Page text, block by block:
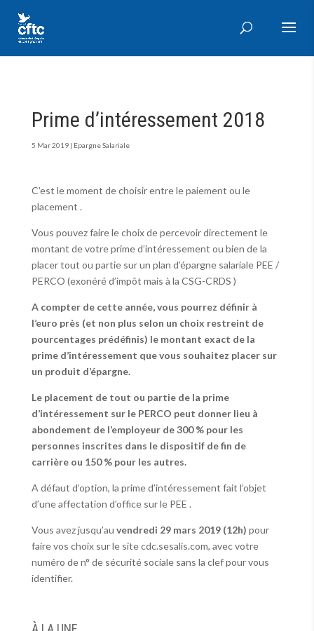
Prime d’intéressement 2018
5 Mar 2019| Epargne Salariale
C’est le moment de choisir entre le paiement ou le
placement .
Vous pouvez faire le choix de percevoir directement le
montant de votre prime d’intéressement ou bien de la
placer tout ou partie sur un plan d’épargne salariale PEE /
PERCO (exonéré d’impôt mais à la CSG-CRDS )
A compter de cette année, vous pourrez définir à
l’euro près (et non plus selon un choix restreint de
pourcentages prédéfinis) le montant exact de la
prime d’intéressement que vous souhaitez placer sur
un produit d’épargne.
Le placement de tout ou partie de la prime
d’intéressement sur le PERCO peut donner lieu à
abondement de l’employeur de 300 % pour les
personnes inscrites dans le dispositif de fin de
carrière ou 150 % pour les autres.
A défaut d’option, la prime d’intéressement fait l’objet
d’une affectation d’office sur le PEE .
Vous avez jusqu’au vendredi 29 mars 2019 (12h) pour
faire vos choix sur le site cdc.sesalis.com, avec votre
numéro de n° de sécurité sociale sans la clef pour vous
identifier.